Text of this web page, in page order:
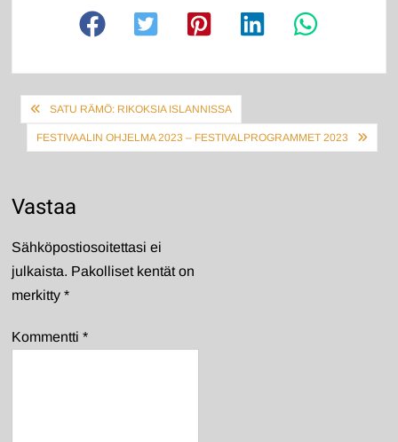
Artikkelien
selaus
SATU RÄMÖ: RIKOKSIA ISLANNISSA
FESTIVAALIN OHJELMA 2023 – FESTIVALPROGRAMMET 2023
Vastaa
Sähköpostiosoitettasi ei
julkaista. Pakolliset kentät on
merkitty*
Kommentti*